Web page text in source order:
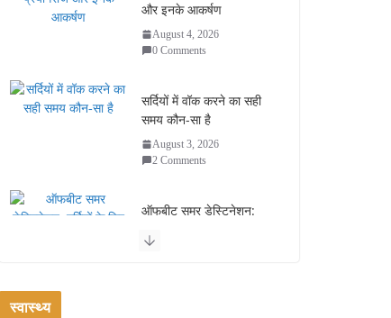
और इनके आकर्षण
August 4, 2026
0 Comments
सर्दियों में वॉक करने का सही
समय कौन-सा है
August 3, 2026
2 Comments
ऑफबीट समर डेस्टिनेशन:
जगहें – भीड़ से दूर छुट्टियां
स्वास्थ्य